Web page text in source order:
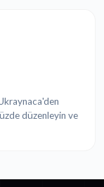
düzenleyin ve